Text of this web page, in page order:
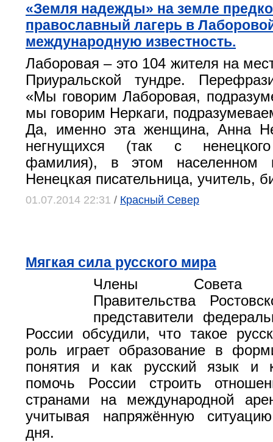
«Земля надежды» на земле
православный лагерь в
международную известность.
Лаборовая – это 104 жителя на
Приуральской тундре.
«Мы говорим Лаборовая,
мы говорим Неркаги,
Да, именно эта женщина, Анна
негнущихся (так с ненецкого
фамилия), в этом населенном
Ненецкая писательница, учитель,
01.07.2014 22:31 / Красный Север
Мягкая сила русского мира
Члены Совета
Правительства
представители
России обсудили, что такое
роль играет образование в
понятия и как русский язык и
помочь России строить
странами на международной
учитывая напряжённую
дня.